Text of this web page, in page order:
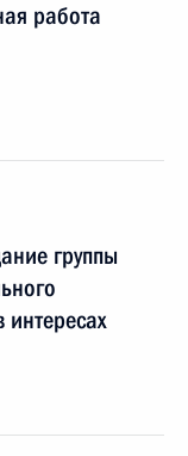
работа
группы
интересах